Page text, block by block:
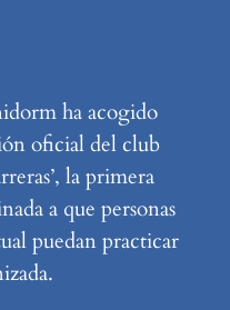
ha acogido
oficial del club
la primera
a que personas
puedan practicar